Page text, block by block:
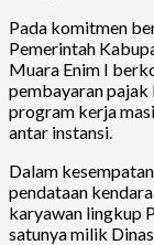
Pada komitmen
Pemerintah
Muara Enim I
pembayaran
program kerja
antar instansi.
Dalam
pendataan
karyawan lingkup
satunya milik